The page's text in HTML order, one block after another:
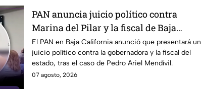
PAN anuncia juicio político contra
Marina del Pilar y la fiscal de Baja
California
El PAN en Baja California anunció que presentará un
juicio político contra la gobernadora y la fiscal del
estado, tras el caso de Pedro Ariel Mendívil.
07 agosto, 2026